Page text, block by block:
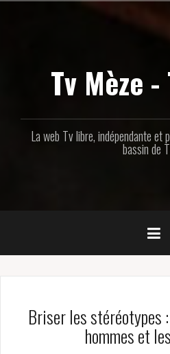
Tv Mèze
La web Tv libre, indépendante et
bassin de
Briser les stéréotypes
hommes et